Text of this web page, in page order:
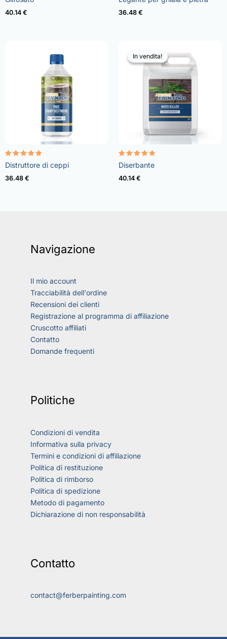
4.96
su 5
40.14 €
4.57
su 5
36.48 €
Valutato
5.00
su 5
Distruttore di ceppi
36.48 €
In vendita!
In vendita!
Valutato
4.73
su 5
Diserbante
40.14 €
Navigazione
Il mio account
Tracciabilità dell'ordine
Recensioni dei clienti
Registrazione al programma di affiliazione
Cruscotto affiliati
Contatto
Domande frequenti
Politiche
Condizioni di vendita
Informativa sulla privacy
Termini e condizioni di affiliazione
Politica di restituzione
Politica di rimborso
Politica di spedizione
Metodo di pagamento
Dichiarazione di non responsabilità
Contatto
contact@ferberpainting.com